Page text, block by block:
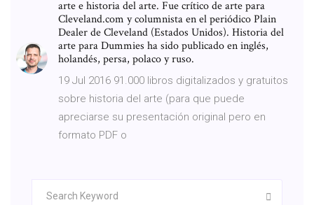
arte e historia del arte. Fue crítico de arte para
Cleveland.com y columnista en el periódico Plain
Dealer de Cleveland (Estados Unidos). Historia del
arte para Dummies ha sido publicado en inglés,
holandés, persa, polaco y ruso.
19 Jul 2016 91.000 libros digitalizados y gratuitos
sobre historia del arte (para que puede
apreciarse su presentación original pero en
formato PDF o